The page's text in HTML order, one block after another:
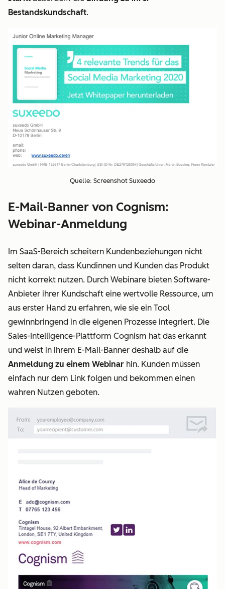
Bestandskundschaft.
Quelle: Screenshot Suxeedo
E-Mail-Banner von Cognism:
Webinar-Anmeldung
Im SaaS-Bereich scheitern Kundenbeziehungen nicht
selten daran, dass Kundinnen und Kunden das Produkt
nicht korrekt nutzen. Durch Webinare bieten Software-
Anbieter ihrer Kundschaft eine wertvolle Ressource, um
aus erster Hand zu erfahren, wie sie ein Tool
gewinnbringend in die eigenen Prozesse integriert. Die
Sales-Intelligence-Plattform Cognism hat das erkannt
und weist in ihrem E-Mail-Banner deshalb auf die
Anmeldung zu einem Webinar hin. Kunden müssen
einfach nur dem Link folgen und bekommen einen
wahren Nutzen geboten.